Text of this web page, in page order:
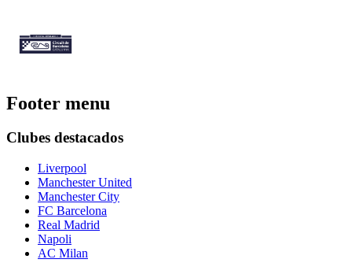
Footer menu
Clubes destacados
Liverpool
Manchester United
Manchester City
FC Barcelona
Real Madrid
Napoli
AC Milan